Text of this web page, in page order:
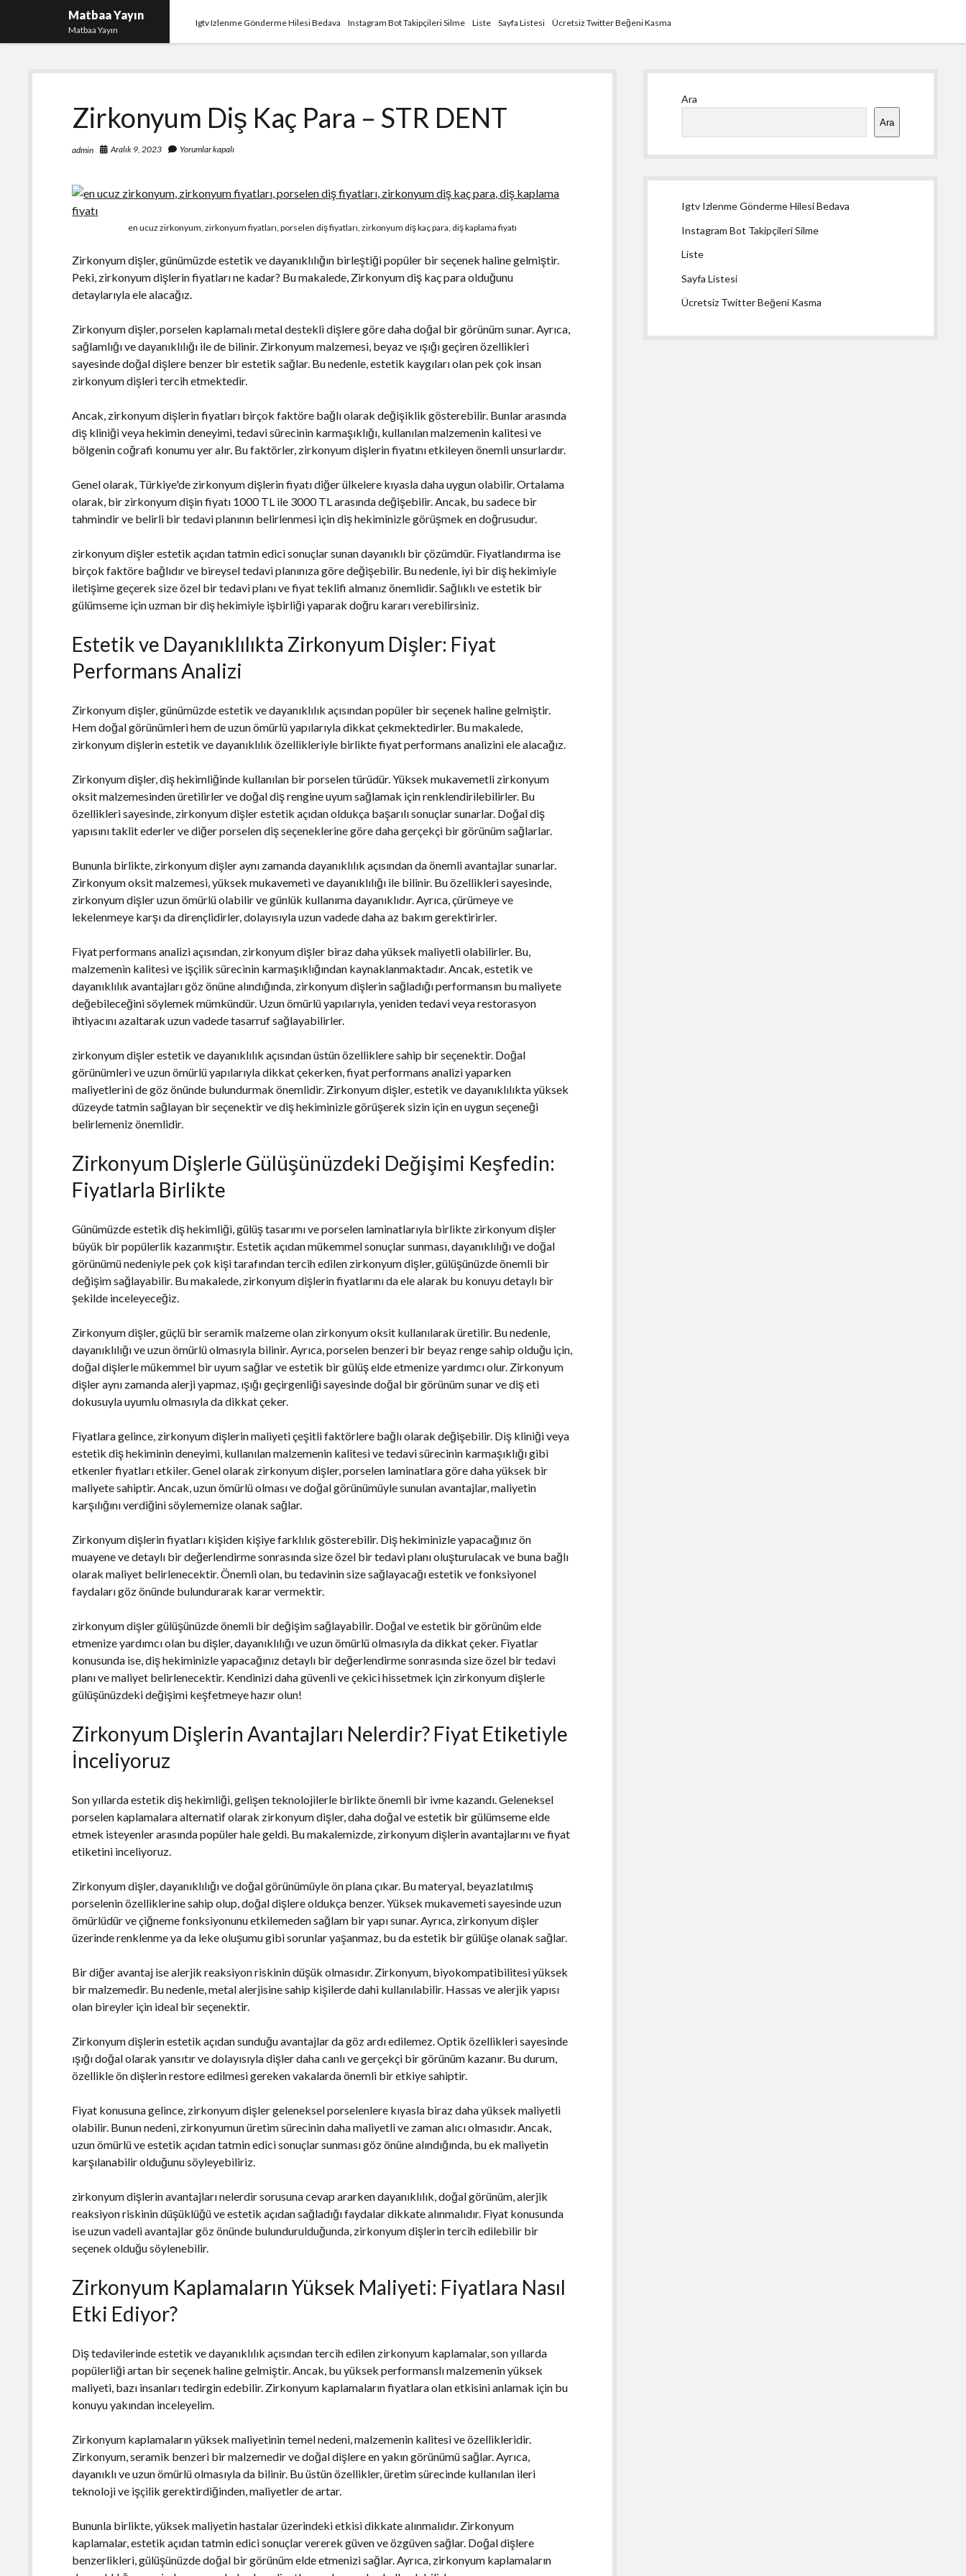
Matbaa Yayın
Matbaa Yayın
Igtv Izlenme Gönderme Hilesi Bedava Instagram Bot Takipçileri Silme Liste Sayfa Listesi Ücretsiz Twitter Beğeni Kasma
Zirkonyum Diş Kaç Para – STR DENT
admin Aralık 9, 2023 Yorumlar kapalı
en ucuz zirkonyum, zirkonyum fiyatları, porselen diş fiyatları, zirkonyum diş kaç para, diş kaplama fiyatı
Zirkonyum dişler, günümüzde estetik ve dayanıklılığın birleştiği popüler bir seçenek haline gelmiştir.
Peki, zirkonyum dişlerin fiyatları ne kadar? Bu makalede, Zirkonyum diş kaç para olduğunu
detaylarıyla ele alacağız.
Zirkonyum dişler, porselen kaplamalı metal destekli dişlere göre daha doğal bir görünüm sunar. Ayrıca,
sağlamlığı ve dayanıklılığı ile de bilinir. Zirkonyum malzemesi, beyaz ve ışığı geçiren özellikleri
sayesinde doğal dişlere benzer bir estetik sağlar. Bu nedenle, estetik kaygıları olan pek çok insan
zirkonyum dişleri tercih etmektedir.
Ancak, zirkonyum dişlerin fiyatları birçok faktöre bağlı olarak değişiklik gösterebilir. Bunlar arasında
diş kliniği veya hekimin deneyimi, tedavi sürecinin karmaşıklığı, kullanılan malzemenin kalitesi ve
bölgenin coğrafi konumu yer alır. Bu faktörler, zirkonyum dişlerin fiyatını etkileyen önemli unsurlardır.
Genel olarak, Türkiye'de zirkonyum dişlerin fiyatı diğer ülkelere kıyasla daha uygun olabilir. Ortalama
olarak, bir zirkonyum dişin fiyatı 1000 TL ile 3000 TL arasında değişebilir. Ancak, bu sadece bir
tahmindir ve belirli bir tedavi planının belirlenmesi için diş hekiminizle görüşmek en doğrusudur.
zirkonyum dişler estetik açıdan tatmin edici sonuçlar sunan dayanıklı bir çözümdür. Fiyatlandırma ise
birçok faktöre bağlıdır ve bireysel tedavi planınıza göre değişebilir. Bu nedenle, iyi bir diş hekimiyle
iletişime geçerek size özel bir tedavi planı ve fiyat teklifi almanız önemlidir. Sağlıklı ve estetik bir
gülümseme için uzman bir diş hekimiyle işbirliği yaparak doğru kararı verebilirsiniz.
Estetik ve Dayanıklılıkta Zirkonyum Dişler: Fiyat
Performans Analizi
Zirkonyum dişler, günümüzde estetik ve dayanıklılık açısından popüler bir seçenek haline gelmiştir.
Hem doğal görünümleri hem de uzun ömürlü yapılarıyla dikkat çekmektedirler. Bu makalede,
zirkonyum dişlerin estetik ve dayanıklılık özellikleriyle birlikte fiyat performans analizini ele alacağız.
Zirkonyum dişler, diş hekimliğinde kullanılan bir porselen türüdür. Yüksek mukavemetli zirkonyum
oksit malzemesinden üretilirler ve doğal diş rengine uyum sağlamak için renklendirilebilirler. Bu
özellikleri sayesinde, zirkonyum dişler estetik açıdan oldukça başarılı sonuçlar sunarlar. Doğal diş
yapısını taklit ederler ve diğer porselen diş seçeneklerine göre daha gerçekçi bir görünüm sağlarlar.
Bununla birlikte, zirkonyum dişler aynı zamanda dayanıklılık açısından da önemli avantajlar sunarlar.
Zirkonyum oksit malzemesi, yüksek mukavemeti ve dayanıklılığı ile bilinir. Bu özellikleri sayesinde,
zirkonyum dişler uzun ömürlü olabilir ve günlük kullanıma dayanıklıdır. Ayrıca, çürümeye ve
lekelenmeye karşı da dirençlidirler, dolayısıyla uzun vadede daha az bakım gerektirirler.
Fiyat performans analizi açısından, zirkonyum dişler biraz daha yüksek maliyetli olabilirler. Bu,
malzemenin kalitesi ve işçilik sürecinin karmaşıklığından kaynaklanmaktadır. Ancak, estetik ve
dayanıklılık avantajları göz önüne alındığında, zirkonyum dişlerin sağladığı performansın bu maliyete
değebileceğini söylemek mümkündür. Uzun ömürlü yapılarıyla, yeniden tedavi veya restorasyon
ihtiyacını azaltarak uzun vadede tasarruf sağlayabilirler.
zirkonyum dişler estetik ve dayanıklılık açısından üstün özelliklere sahip bir seçenektir. Doğal
görünümleri ve uzun ömürlü yapılarıyla dikkat çekerken, fiyat performans analizi yaparken
maliyetlerini de göz önünde bulundurmak önemlidir. Zirkonyum dişler, estetik ve dayanıklılıkta yüksek
düzeyde tatmin sağlayan bir seçenektir ve diş hekiminizle görüşerek sizin için en uygun seçeneği
belirlemeniz önemlidir.
Zirkonyum Dişlerle Gülüşünüzdeki Değişimi Keşfedin:
Fiyatlarla Birlikte
Günümüzde estetik diş hekimliği, gülüş tasarımı ve porselen laminatlarıyla birlikte zirkonyum dişler
büyük bir popülerlik kazanmıştır. Estetik açıdan mükemmel sonuçlar sunması, dayanıklılığı ve doğal
görünümü nedeniyle pek çok kişi tarafından tercih edilen zirkonyum dişler, gülüşünüzde önemli bir
değişim sağlayabilir. Bu makalede, zirkonyum dişlerin fiyatlarını da ele alarak bu konuyu detaylı bir
şekilde inceleyeceğiz.
Zirkonyum dişler, güçlü bir seramik malzeme olan zirkonyum oksit kullanılarak üretilir. Bu nedenle,
dayanıklılığı ve uzun ömürlü olmasıyla bilinir. Ayrıca, porselen benzeri bir beyaz renge sahip olduğu için,
doğal dişlerle mükemmel bir uyum sağlar ve estetik bir gülüş elde etmenize yardımcı olur. Zirkonyum
dişler aynı zamanda alerji yapmaz, ışığı geçirgenliği sayesinde doğal bir görünüm sunar ve diş eti
dokusuyla uyumlu olmasıyla da dikkat çeker.
Fiyatlara gelince, zirkonyum dişlerin maliyeti çeşitli faktörlere bağlı olarak değişebilir. Diş kliniği veya
estetik diş hekiminin deneyimi, kullanılan malzemenin kalitesi ve tedavi sürecinin karmaşıklığı gibi
etkenler fiyatları etkiler. Genel olarak zirkonyum dişler, porselen laminatlara göre daha yüksek bir
maliyete sahiptir. Ancak, uzun ömürlü olması ve doğal görünümüyle sunulan avantajlar, maliyetin
karşılığını verdiğini söylememize olanak sağlar.
Zirkonyum dişlerin fiyatları kişiden kişiye farklılık gösterebilir. Diş hekiminizle yapacağınız ön
muayene ve detaylı bir değerlendirme sonrasında size özel bir tedavi planı oluşturulacak ve buna bağlı
olarak maliyet belirlenecektir. Önemli olan, bu tedavinin size sağlayacağı estetik ve fonksiyonel
faydaları göz önünde bulundurarak karar vermektir.
zirkonyum dişler gülüşünüzde önemli bir değişim sağlayabilir. Doğal ve estetik bir görünüm elde
etmenize yardımcı olan bu dişler, dayanıklılığı ve uzun ömürlü olmasıyla da dikkat çeker. Fiyatlar
konusunda ise, diş hekiminizle yapacağınız detaylı bir değerlendirme sonrasında size özel bir tedavi
planı ve maliyet belirlenecektir. Kendinizi daha güvenli ve çekici hissetmek için zirkonyum dişlerle
gülüşünüzdeki değişimi keşfetmeye hazır olun!
Zirkonyum Dişlerin Avantajları Nelerdir? Fiyat Etiketiyle
İnceliyoruz
Son yıllarda estetik diş hekimliği, gelişen teknolojilerle birlikte önemli bir ivme kazandı. Geleneksel
porselen kaplamalara alternatif olarak zirkonyum dişler, daha doğal ve estetik bir gülümseme elde
etmek isteyenler arasında popüler hale geldi. Bu makalemizde, zirkonyum dişlerin avantajlarını ve fiyat
etiketini inceliyoruz.
Zirkonyum dişler, dayanıklılığı ve doğal görünümüyle ön plana çıkar. Bu materyal, beyazlatılmış
porselenin özelliklerine sahip olup, doğal dişlere oldukça benzer. Yüksek mukavemeti sayesinde uzun
ömürlüdür ve çiğneme fonksiyonunu etkilemeden sağlam bir yapı sunar. Ayrıca, zirkonyum dişler
üzerinde renklenme ya da leke oluşumu gibi sorunlar yaşanmaz, bu da estetik bir gülüşe olanak sağlar.
Bir diğer avantaj ise alerjik reaksiyon riskinin düşük olmasıdır. Zirkonyum, biyokompatibilitesi yüksek
bir malzemedir. Bu nedenle, metal alerjisine sahip kişilerde dahi kullanılabilir. Hassas ve alerjik yapısı
olan bireyler için ideal bir seçenektir.
Zirkonyum dişlerin estetik açıdan sunduğu avantajlar da göz ardı edilemez. Optik özellikleri sayesinde
ışığı doğal olarak yansıtır ve dolayısıyla dişler daha canlı ve gerçekçi bir görünüm kazanır. Bu durum,
özellikle ön dişlerin restore edilmesi gereken vakalarda önemli bir etkiye sahiptir.
Fiyat konusuna gelince, zirkonyum dişler geleneksel porselenlere kıyasla biraz daha yüksek maliyetli
olabilir. Bunun nedeni, zirkonyumun üretim sürecinin daha maliyetli ve zaman alıcı olmasıdır. Ancak,
uzun ömürlü ve estetik açıdan tatmin edici sonuçlar sunması göz önüne alındığında, bu ek maliyetin
karşılanabilir olduğunu söyleyebiliriz.
zirkonyum dişlerin avantajları nelerdir sorusuna cevap ararken dayanıklılık, doğal görünüm, alerjik
reaksiyon riskinin düşüklüğü ve estetik açıdan sağladığı faydalar dikkate alınmalıdır. Fiyat konusunda
ise uzun vadeli avantajlar göz önünde bulundurulduğunda, zirkonyum dişlerin tercih edilebilir bir
seçenek olduğu söylenebilir.
Zirkonyum Kaplamaların Yüksek Maliyeti: Fiyatlara Nasıl
Etki Ediyor?
Diş tedavilerinde estetik ve dayanıklılık açısından tercih edilen zirkonyum kaplamalar, son yıllarda
popülerliği artan bir seçenek haline gelmiştir. Ancak, bu yüksek performanslı malzemenin yüksek
maliyeti, bazı insanları tedirgin edebilir. Zirkonyum kaplamaların fiyatlara olan etkisini anlamak için bu
konuyu yakından inceleyelim.
Zirkonyum kaplamaların yüksek maliyetinin temel nedeni, malzemenin kalitesi ve özellikleridir.
Zirkonyum, seramik benzeri bir malzemedir ve doğal dişlere en yakın görünümü sağlar. Ayrıca,
dayanıklı ve uzun ömürlü olmasıyla da bilinir. Bu üstün özellikler, üretim sürecinde kullanılan ileri
teknoloji ve işçilik gerektirdiğinden, maliyetler de artar.
Bununla birlikte, yüksek maliyetin hastalar üzerindeki etkisi dikkate alınmalıdır. Zirkonyum
kaplamalar, estetik açıdan tatmin edici sonuçlar vererek güven ve özgüven sağlar. Doğal dişlere
benzerlikleri, gülüşünüzde doğal bir görünüm elde etmenizi sağlar. Ayrıca, zirkonyum kaplamaların
Ara
Ara
Igtv Izlenme Gönderme Hilesi Bedava
Instagram Bot Takipçileri Silme
Liste
Sayfa Listesi
Ücretsiz Twitter Beğeni Kasma